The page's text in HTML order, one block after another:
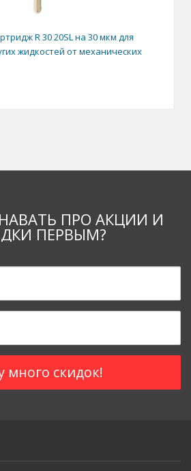
R 30 20SL на 30 мкм для
жидкостей от механических
ПРО АКЦИИ И
ПЕРВЫМ?